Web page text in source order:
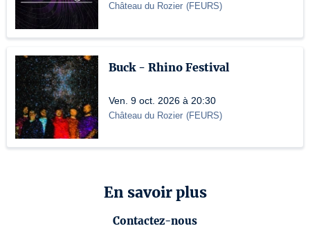
Château du Rozier (FEURS)
Buck - Rhino Festival
Ven. 9 oct. 2026 à 20:30
Château du Rozier (FEURS)
En savoir plus
Contactez-nous